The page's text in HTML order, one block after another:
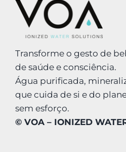
Transforme o gesto de
de saúde e consciência.
Água purificada,
que cuida de si e do
sem esforço.
© VOA – IONIZED